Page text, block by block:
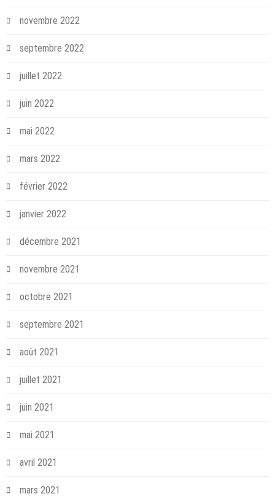
novembre 2022
septembre 2022
juillet 2022
juin 2022
mai 2022
mars 2022
février 2022
janvier 2022
décembre 2021
novembre 2021
octobre 2021
septembre 2021
août 2021
juillet 2021
juin 2021
mai 2021
avril 2021
mars 2021